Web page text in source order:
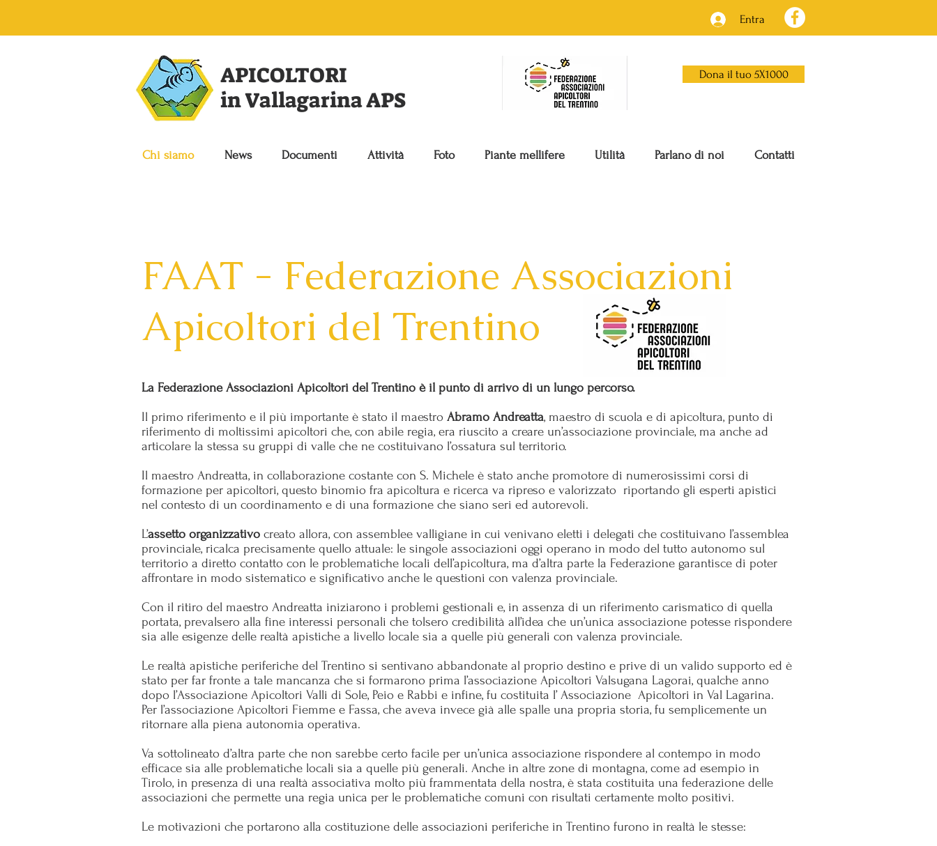
Entra
APICOLTORI
in Vallagarina APS
Dona il tuo 5X1000
Chi siamo News Documenti Attività Foto Piante mellifere Utilità Parlano di noi Contatti
FAAT - Federazione Associazioni
Apicoltori del Trentino
La Federazione Associazioni Apicoltori del Trentino è il punto di arrivo di un lungo percorso.
Il primo riferimento e il più importante è stato il maestro Abramo Andreatta, maestro di scuola e di apicoltura, punto di
riferimento di moltissimi apicoltori che, con abile regia, era riuscito a creare un’associazione provinciale, ma anche ad
articolare la stessa su gruppi di valle che ne costituivano l’ossatura sul territorio.
Il maestro Andreatta, in collaborazione costante con S. Michele è stato anche promotore di numerosissimi corsi di
formazione per apicoltori, questo binomio fra apicoltura e ricerca va ripreso e valorizzato riportando gli esperti apistici
nel contesto di un coordinamento e di una formazione che siano seri ed autorevoli.
L’assetto organizzativo creato allora, con assemblee valligiane in cui venivano eletti i delegati che costituivano l’assemblea
provinciale, ricalca precisamente quello attuale: le singole associazioni oggi operano in modo del tutto autonomo sul
territorio a diretto contatto con le problematiche locali dell’apicoltura, ma d’altra parte la Federazione garantisce di poter
affrontare in modo sistematico e significativo anche le questioni con valenza provinciale.
Con il ritiro del maestro Andreatta iniziarono i problemi gestionali e, in assenza di un riferimento carismatico di quella
portata, prevalsero alla fine interessi personali che tolsero credibilità all’idea che un’unica associazione potesse rispondere
sia alle esigenze delle realtà apistiche a livello locale sia a quelle più generali con valenza provinciale.
Le realtà apistiche periferiche del Trentino si sentivano abbandonate al proprio destino e prive di un valido supporto ed è
stato per far fronte a tale mancanza che si formarono prima l’associazione Apicoltori Valsugana Lagorai, qualche anno
dopo l’Associazione Apicoltori Valli di Sole, Peio e Rabbi e infine, fu costituita l’ Associazione Apicoltori in Val Lagarina.
Per l’associazione Apicoltori Fiemme e Fassa, che aveva invece già alle spalle una propria storia, fu semplicemente un
ritornare alla piena autonomia operativa.
Va sottolineato d’altra parte che non sarebbe certo facile per un’unica associazione rispondere al contempo in modo
efficace sia alle problematiche locali sia a quelle più generali. Anche in altre zone di montagna, come ad esempio in
Tirolo, in presenza di una realtà associativa molto più frammentata della nostra, è stata costituita una federazione delle
associazioni che permette una regia unica per le problematiche comuni con risultati certamente molto positivi.
Le motivazioni che portarono alla costituzione delle associazioni periferiche in Trentino furono in realtà le stesse: